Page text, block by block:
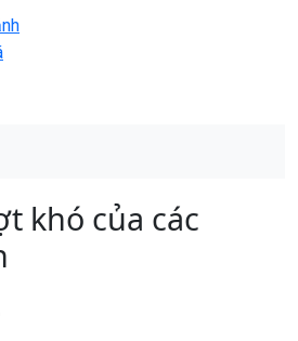
khó của các